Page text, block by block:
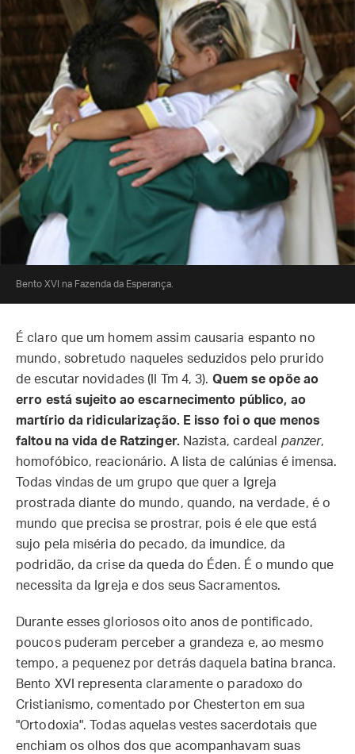
Bento XVI na Fazenda da Esperança.
É claro que um homem assim causaria espanto no
mundo, sobretudo naqueles seduzidos pelo prurido
de escutar novidades (II Tm 4, 3). Quem se opõe ao
erro está sujeito ao escarnecimento público, ao
martírio da ridicularização. E isso foi o que menos
faltou na vida de Ratzinger.Nazista, cardeal panzer,
homofóbico, reacionário. A lista de calúnias é imensa.
Todas vindas de um grupo que quer a Igreja
prostrada diante do mundo, quando, na verdade, é o
mundo que precisa se prostrar, pois é ele que está
sujo pela miséria do pecado, da imundice, da
podridão, da crise da queda do Éden. É o mundo que
necessita da Igreja e dos seus Sacramentos.
Durante esses gloriosos oito anos de pontificado,
poucos puderam perceber a grandeza e, ao mesmo
tempo, a pequenez por detrás daquela batina branca.
Bento XVI representa claramente o paradoxo do
Cristianismo, comentado por Chesterton em sua
"Ortodoxia". Todas aquelas vestes sacerdotais que
enchiam os olhos dos que acompanhavam suas